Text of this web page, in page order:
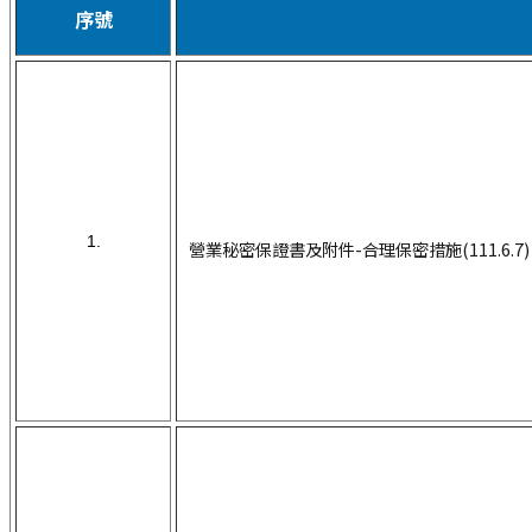
序號
1. 營業秘密保證書及附件-合理保密措施(111.6.7)